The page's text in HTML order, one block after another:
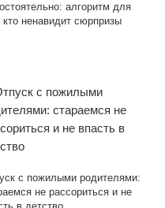
алгоритм для
кто ненавидит сюрпризы
с пожилыми родителями:
не рассориться и не